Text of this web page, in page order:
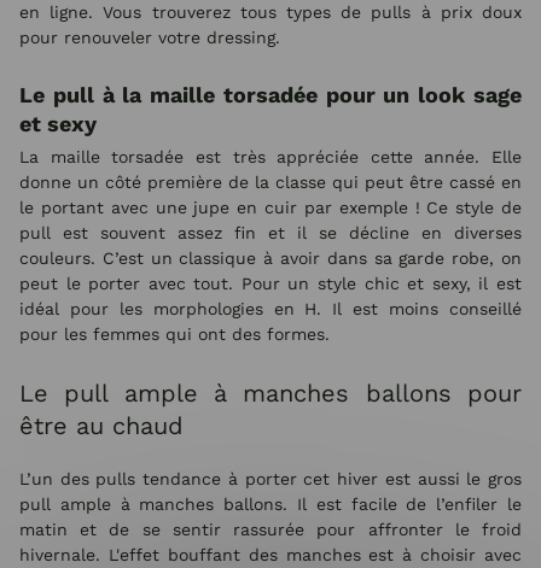
en ligne. Vous trouverez tous types de pulls à prix doux
pour renouveler votre dressing.
Le pull à la maille torsadée pour un look sage
et sexy
La maille torsadée est très appréciée cette année. Elle
donne un côté première de la classe qui peut être cassé en
le portant avec une jupe en cuir par exemple ! Ce style de
pull est souvent assez fin et il se décline en diverses
couleurs. C’est un classique à avoir dans sa garde robe, on
peut le porter avec tout. Pour un style chic et sexy, il est
idéal pour les morphologies en H. Il est moins conseillé
pour les femmes qui ont des formes.
Le pull ample à manches ballons pour
être au chaud
L’un des pulls tendance à porter cet hiver est aussi le gros
pull ample à manches ballons. Il est facile de l’enfiler le
matin et de se sentir rassurée pour affronter le froid
hivernale. L'effet bouffant des manches est à choisir avec